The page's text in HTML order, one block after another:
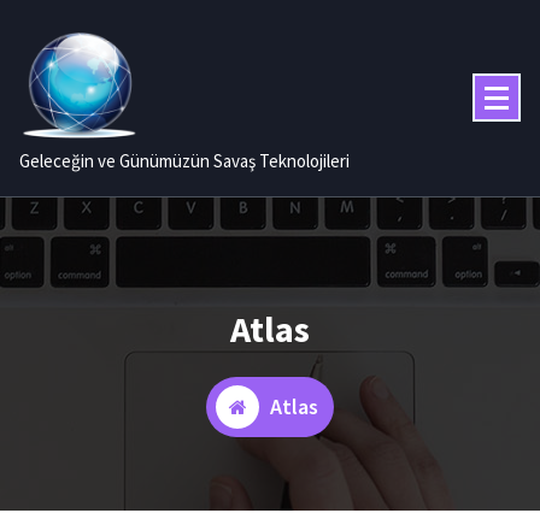
Geleceğin ve Günümüzün Savaş Teknolojileri
Atlas
Atlas